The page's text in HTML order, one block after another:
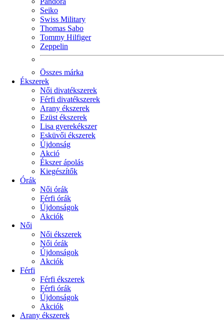
Seiko
Swiss Military
Thomas Sabo
Tommy Hilfiger
Zeppelin
Összes márka
Ékszerek
Női divatékszerek
Férfi divatékszerek
Arany ékszerek
Ezüst ékszerek
Lisa gyerekékszer
Esküvői ékszerek
Újdonság
Akció
Ékszer ápolás
Kiegészítők
Órák
Női órák
Férfi órák
Újdonságok
Akciók
Női
Női ékszerek
Női órák
Újdonságok
Akciók
Férfi
Férfi ékszerek
Férfi órák
Újdonságok
Akciók
Arany ékszerek